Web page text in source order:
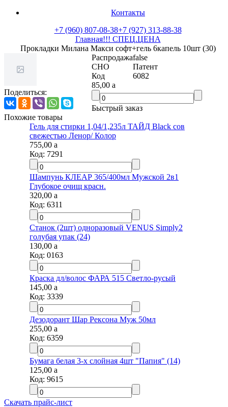
Контакты
+7 (960) 807-08-38+7 (927) 313-88-38
Главная!!! СПЕЦ.ЦЕНА
Прокладки Милана Макси софт+гель 6капель 10шт (30)
Поделиться:
Распродажаfalse
СНО
Патент
Код
6082
85,00a
Быстрый заказ
Похожие товары
Гель для стирки 1,04/1,235л ТАЙД Black сов
свежестью Ленор/ Колор
755,00a
Код:7291
Шампунь КЛЕАР 365/400мл Мужской 2в1
Глубокое очищ красн.
320,00a
Код:6311
Станок (2шт) одноразовый VENUS Simply2
голубая упак (24)
130,00a
Код:0163
Краска дл/волос ФАРА 515 Светло-русый
145,00a
Код:3339
Дезодорант Шар Рексона Муж 50мл
255,00a
Код:6359
Бумага белая 3-х слойная 4шт "Папия" (14)
125,00a
Код:9615
Скачать прайс-лист